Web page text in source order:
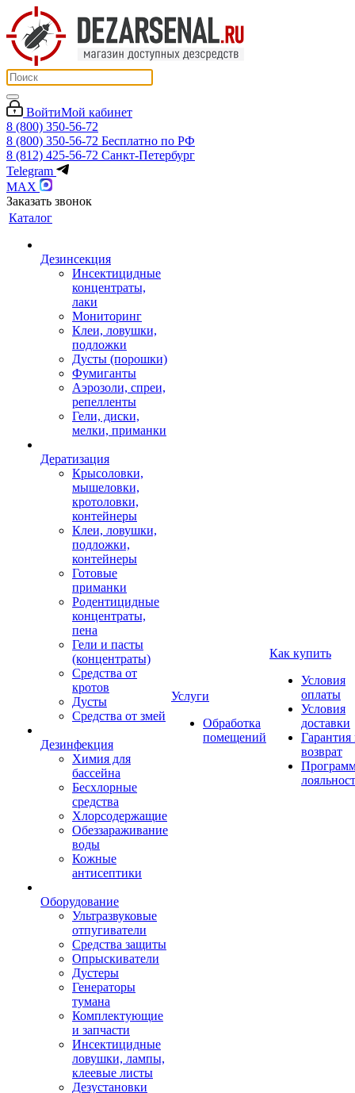
ВойтиМой кабинет
8 (800) 350-56-72
8 (800) 350-56-72 Бесплатно по РФ
8 (812) 425-56-72 Санкт-Петербург
Telegram
MAX
Заказать звонок
Каталог
Дезинсекция
Инсектицидные
концентраты,
лаки
Мониторинг
Клеи, ловушки,
подложки
Дусты (порошки)
Фумиганты
Аэрозоли, спреи,
репелленты
Гели, диски,
мелки, приманки
Дератизация
Крысоловки,
мышеловки,
кротоловки,
контейнеры
Клеи, ловушки,
подложки,
контейнеры
Готовые
приманки
Родентицидные
концентраты,
пена
Гели и пасты
(концентраты)
Средства от
кротов
Дусты
Средства от змей
Дезинфекция
Химия для
бассейна
Бесхлорные
средства
Хлорсодержащие
Обеззараживание
воды
Кожные
антисептики
Оборудование
Ультразвуковые
отпугиватели
Средства защиты
Опрыскиватели
Дустеры
Генераторы
тумана
Комплектующие
и запчасти
Инсектицидные
ловушки, лампы,
клеевые листы
Дезустановки
Услуги
Обработка
помещений
Как купить
Условия
оплаты
Условия
доставки
Гарантия
возврат